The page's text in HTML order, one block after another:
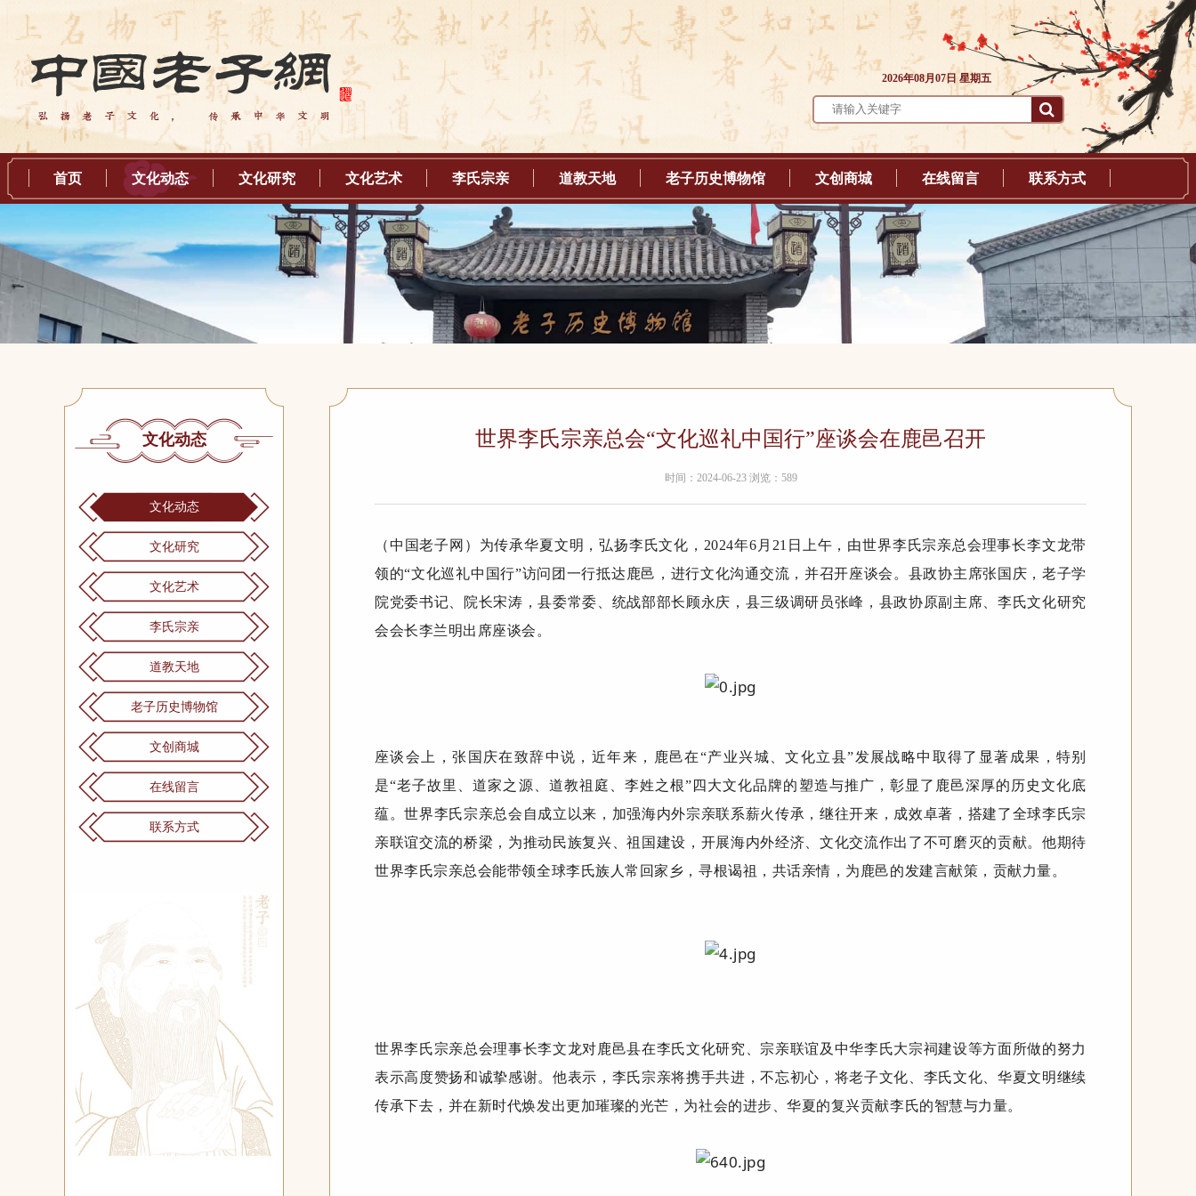
2026年08月07日 星期五
首页 文化动态 文化研究 文化艺术 李氏宗亲 道教天地 老子历史博物馆 文创商城 在线留言 联系方式
文化动态
文化动态
文化研究
文化艺术
李氏宗亲
道教天地
老子历史博物馆
文创商城
在线留言
联系方式
世界李氏宗亲总会“文化巡礼中国行”座谈会在鹿邑召开
时间：2024-06-23 浏览：589
（中国老子网）为传承华夏文明，弘扬李氏文化，2024年6月21日上午，由世界李氏宗亲总会理事长李文龙带
领的“文化巡礼中国行”访问团一行抵达鹿邑，进行文化沟通交流，并召开座谈会。县政协主席张国庆，老子学
院党委书记、院长宋涛，县委常委、统战部部长顾永庆，县三级调研员张峰，县政协原副主席、李氏文化研究
会会长李兰明出席座谈会。
座谈会上，张国庆在致辞中说，近年来，鹿邑在“产业兴城、文化立县”发展战略中取得了显著成果，特别
是“老子故里、道家之源、道教祖庭、李姓之根”四大文化品牌的塑造与推广，彰显了鹿邑深厚的历史文化底
蕴。世界李氏宗亲总会自成立以来，加强海内外宗亲联系薪火传承，继往开来，成效卓著，搭建了全球李氏宗
亲联谊交流的桥梁，为推动民族复兴、祖国建设，开展海内外经济、文化交流作出了不可磨灭的贡献。他期待
世界李氏宗亲总会能带领全球李氏族人常回家乡，寻根谒祖，共话亲情，为鹿邑的发建言献策，贡献力量。
世界李氏宗亲总会理事长李文龙对鹿邑县在李氏文化研究、宗亲联谊及中华李氏大宗祠建设等方面所做的努力
表示高度赞扬和诚挚感谢。他表示，李氏宗亲将携手共进，不忘初心，将老子文化、李氏文化、华夏文明继续
传承下去，并在新时代焕发出更加璀璨的光芒，为社会的进步、华夏的复兴贡献李氏的智慧与力量。